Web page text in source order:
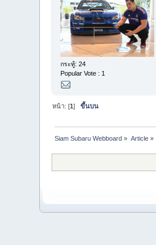
กระทู้: 24
Popular Vote : 1
หน้า: [1]ขึ้นบน
Siam Subaru Webboard » Article»